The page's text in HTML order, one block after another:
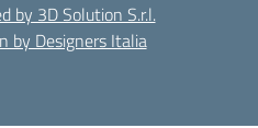
by 3D Solution S.r.l.
by Designers Italia